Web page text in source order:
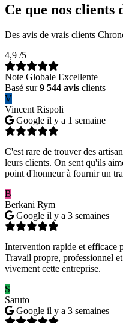
Ce que nos clients
Des avis de vrais clients
4,9 /5
Note Globale Excellente
Basé sur9 544 avis clients
V
Vincent Rispoli
Google il y a 1 semaine
C'est rare de trouver des
leurs clients. On sent qu'ils
point d'honneur à fournir un
B
Berkani Rym
Google il y a 3 semaines
Intervention rapide et efficace
Travail propre, professionnel
vivement cette entreprise.
S
Saruto
Google il y a 3 semaines